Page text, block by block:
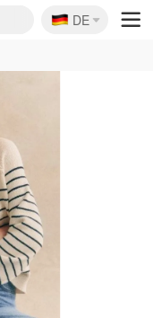
🇩🇪
DE